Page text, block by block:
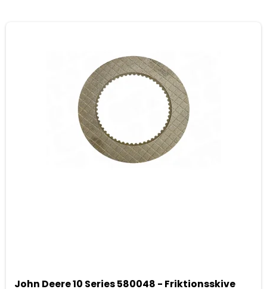
John Deere 10 Series 580048 - Friktionsskive